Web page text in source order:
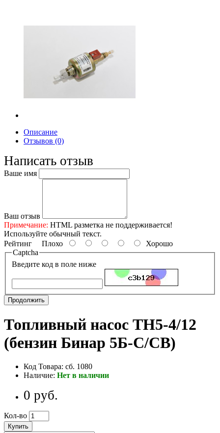
Описание
Отзывов (0)
Написать отзыв
Ваше имя
Ваш отзыв
Примечание: HTML разметка не поддерживается!
Используйте обычный текст.
Рейтинг Плохо
Хорошо
Captcha
Введите код в поле ниже
Продолжить
Топливный насос ТН5-4/12
(бензин Бинар 5Б-С/СВ)
Код Товара: сб. 1080
Наличие: Нет в наличии
0 руб.
Кол-во
Купить